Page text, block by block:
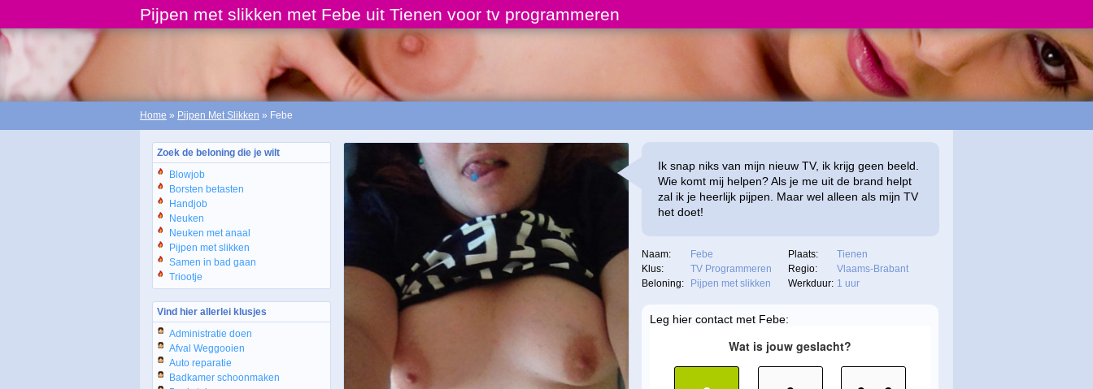
Pijpen met slikken met Febe uit Tienen voor tv programmeren
Home » Pijpen Met Slikken » Febe
Zoek de beloning die je wilt
Blowjob
Borsten betasten
Handjob
Neuken
Neuken met anaal
Pijpen met slikken
Samen in bad gaan
Triootje
Vind hier allerlei klusjes
Administratie doen
Afval Weggooien
Auto reparatie
Badkamer schoonmaken
Ik snap niks van mijn nieuw TV, ik krijg geen beeld.
Wie komt mij helpen? Als je me uit de brand helpt
zal ik je heerlijk pijpen. Maar wel alleen als mijn TV
het doet!
Naam: Febe Plaats:
Tienen
Klus:
TV Programmeren Regio:
Vlaams-Brabant
Beloning:
Pijpen met slikken Werkduur: 1 uur
Leg hier contact met Febe: